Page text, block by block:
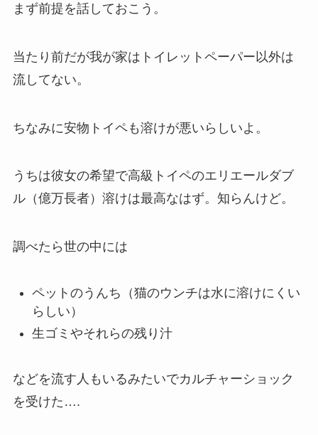
まず前提を話しておこう。
当たり前だが我が家はトイレットペーパー以外は
流してない。
ちなみに安物トイペも溶けが悪いらしいよ。
うちは彼女の希望で高級トイペのエリエールダブ
ル（億万長者）溶けは最高なはず。知らんけど。
調べたら世の中には
ペットのうんち（猫のウンチは水に溶けにくい
らしい）
生ゴミやそれらの残り汁
などを流す人もいるみたいでカルチャーショック
を受けた….